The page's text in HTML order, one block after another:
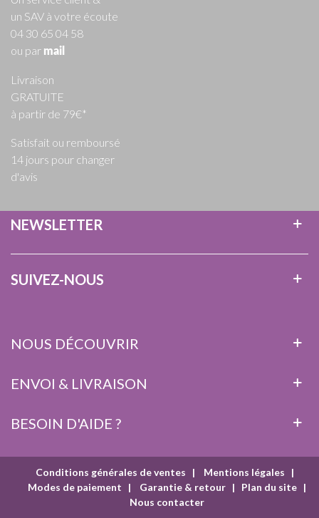
un SAV à votre écoute
04 30 65 04 58
ou par mail
Livraison
GRATUITE
à partir de 79€*
Satisfait ou remboursé
14 jours pour changer
d'avis
NEWSLETTER
SUIVEZ-NOUS
NOUS DÉCOUVRIR
ENVOI & LIVRAISON
BESOIN D'AIDE ?
Conditions générales de ventes | Mentions légales |
Modes de paiement | Garantie & retour | Plan du site |
Nous contacter